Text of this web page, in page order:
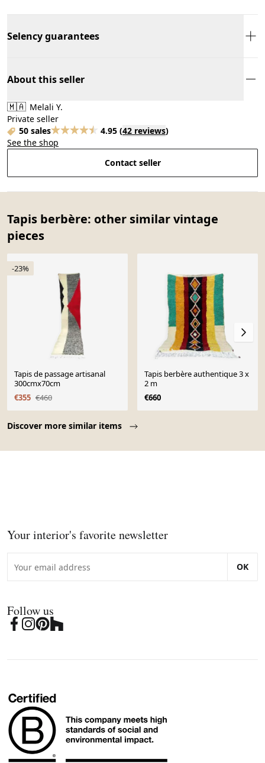
Selency guarantees
About this seller
🇲🇦 Melali Y.
Private seller
50 sales
4.95 (42 reviews)
See the shop
Contact seller
Tapis berbère: other similar vintage
pieces
Discover more similar items
-23%
Tapis de passage artisanal
300cmx70cm
€355 €460
Tapis berbère authentique 3 x
2 m
€660
Your interior's favorite newsletter
OK
Follow us